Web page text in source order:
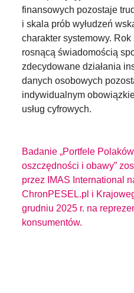
finansowych pozostaje
i skala prób wyłudzeń
charakter systemowy.
rosnącą świadomością
zdecydowane działania
danych osobowych
indywidualnym
usług cyfrowych.
Badanie „Portfele
oszczędności i obawy”
przez IMAS International
ChronPESEL.pl i
grudniu 2025 r. na
konsumentów.